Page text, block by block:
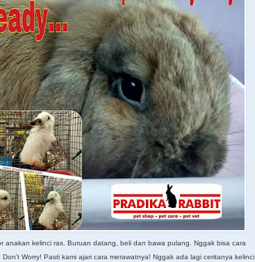
anakan kelinci ras. Buruan datang, beli dan bawa pulang. Nggak bisa cara
Don't Worry! Pasti kami ajari cara merawatnya! Nggak ada lagi ceritanya kelinci